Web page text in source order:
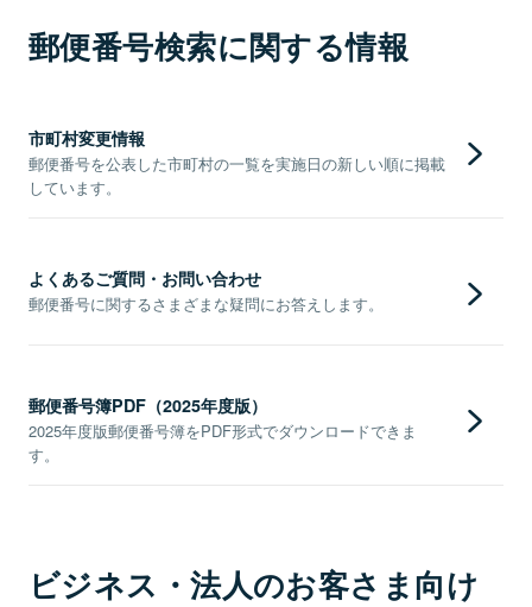
郵便番号検索に関する情報
市町村変更情報
郵便番号を公表した市町村の一覧を実施日の新しい順に掲載
しています。
よくあるご質問・お問い合わせ
郵便番号に関するさまざまな疑問にお答えします。
郵便番号簿PDF（2025年度版）
2025年度版郵便番号簿をPDF形式でダウンロードできま
す。
ビジネス・法人のお客さま向け